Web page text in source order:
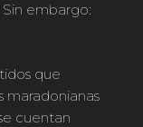
embargo:
que
maradonianas
cuentan